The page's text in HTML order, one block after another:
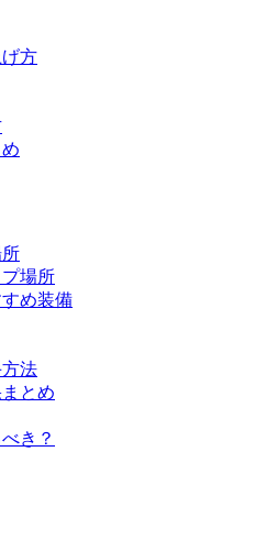
方
場所
め装備
法
とめ
き？